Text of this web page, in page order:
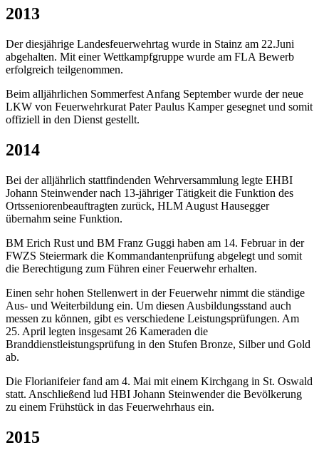
2013
Der diesjährige Landesfeuerwehrtag wurde in Stainz am 22.Juni
abgehalten. Mit einer Wettkampfgruppe wurde am FLA Bewerb
erfolgreich teilgenommen.
Beim alljährlichen Sommerfest Anfang September wurde der neue
LKW von Feuerwehrkurat Pater Paulus Kamper gesegnet und somit
offiziell in den Dienst gestellt.
2014
Bei der alljährlich stattfindenden Wehrversammlung legte EHBI
Johann Steinwender nach 13-jähriger Tätigkeit die Funktion des
Ortsseniorenbeauftragten zurück, HLM August Hausegger
übernahm seine Funktion.
BM Erich Rust und BM Franz Guggi haben am 14. Februar in der
FWZS Steiermark die Kommandantenprüfung abgelegt und somit
die Berechtigung zum Führen einer Feuerwehr erhalten.
Einen sehr hohen Stellenwert in der Feuerwehr nimmt die ständige
Aus- und Weiterbildung ein. Um diesen Ausbildungsstand auch
messen zu können, gibt es verschiedene Leistungsprüfungen. Am
25. April legten insgesamt 26 Kameraden die
Branddienstleistungsprüfung in den Stufen Bronze, Silber und Gold
ab.
Die Florianifeier fand am 4. Mai mit einem Kirchgang in St. Oswald
statt. Anschließend lud HBI Johann Steinwender die Bevölkerung
zu einem Frühstück in das Feuerwehrhaus ein.
2015